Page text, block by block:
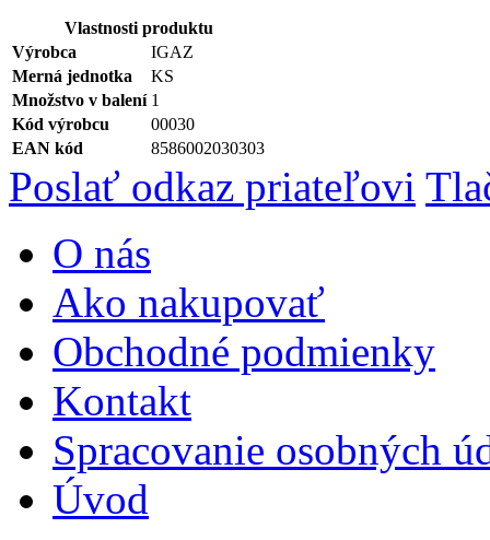
Vlastnosti produktu
Výrobca
IGAZ
Merná jednotka
KS
Množstvo v balení 1
Kód výrobcu
00030
EAN kód
8586002030303
Poslať odkaz priateľovi
O nás
Ako nakupovať
Obchodné podmienky
Kontakt
Spracovanie osobných
Úvod